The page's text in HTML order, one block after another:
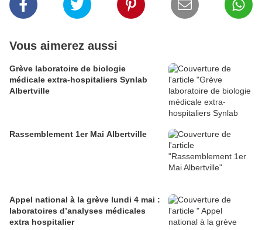
Vous aimerez aussi
Grève laboratoire de biologie
médicale extra-hospitaliers Synlab
Albertville
Rassemblement 1er Mai Albertville
Appel national à la grève lundi 4 mai :
laboratoires d’analyses médicales
extra hospitalier